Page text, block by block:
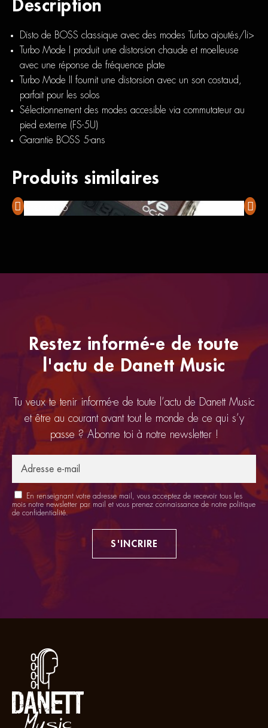
Description
Disto de BOSS classique avec des modes Turbo ajoutés/li>
Turbo Mode I produit une distorsion chaude et moelleuse
avec une réponse de fréquence plate
Turbo Mode II fournit une distorsion avec un son costaud,
parfait pour les solos
Sélectionnement des modes accesible via commutateur au
pied externe (FS-5U)
Garantie BOSS 5-ans
Produits similaires
Boss OC-5 Two
Restez informé-e de toute
l'actu de Danett Music
Tu veux te tenir informé-e de toute l’actu de Danett Music
et être au courant avant tout le monde de ce qui s’y
passe ? Abonne toi à notre newsletter !
En renseignant votre adresse mail, vous acceptez de recevoir tous les
mois notre newsletter par mail et vous prenez connaissance de notre politique
de confidentialité.
S'INCRIRE